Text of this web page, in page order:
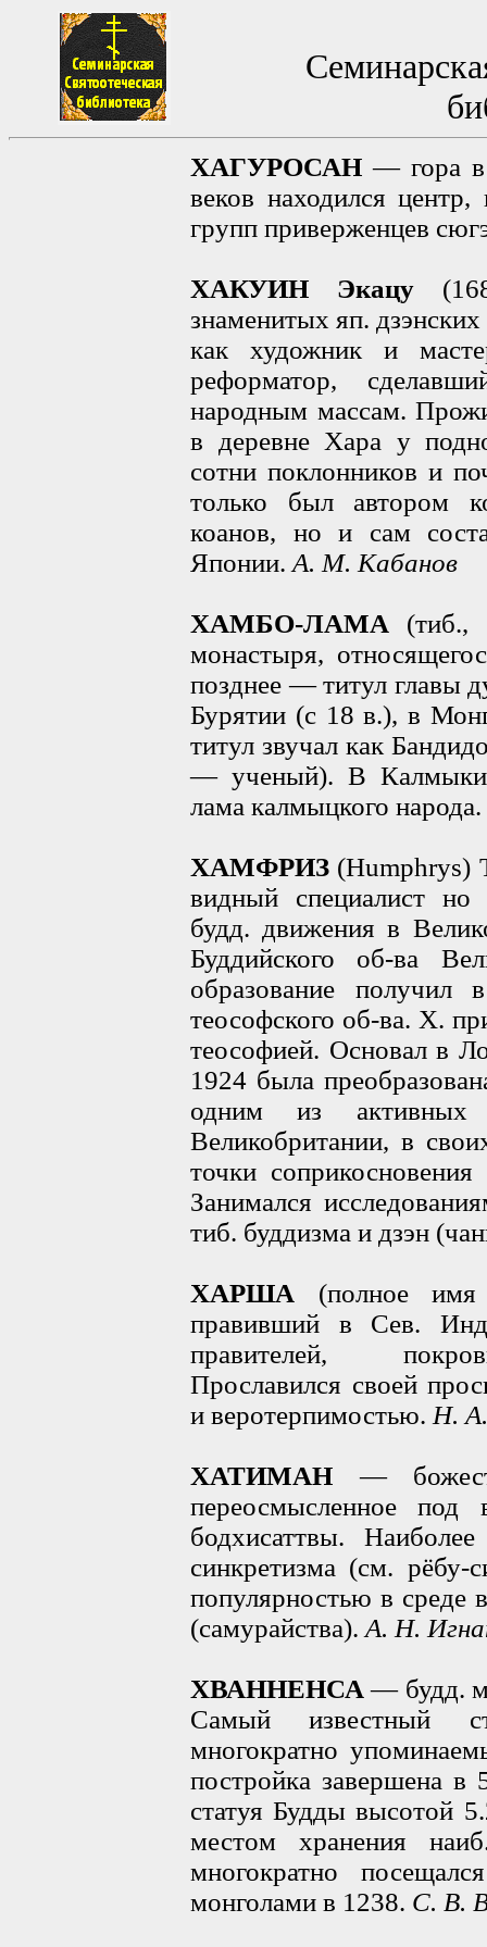
ХАГУРОСАН — гора в
веков находился центр,
групп приверженцев
ХАКУИН Экацу
знаменитых яп.
как художник и
реформатор,
народным массам.
в деревне Хара у
сотни поклонников и
только был автором
коанов, но и сам
Японии. А. М. Кабанов
ХАМБО-ЛАМА (тиб.,
монастыря,
позднее — титул главы
Бурятии (с 18 в.), в
титул звучал как
— ученый). В Калмыкии
лама калмыцкого народа.
ХАМФРИЗ (Humphrys)
видный специалист но
будд. движения в
Буддийского об-ва
образование
теософского об-ва. X.
теософией. Основал в
1924 была
одним из активных
Великобритании, в
точки
Занимался
тиб. буддизма и дзэн
ХАРША (полное
правивший в Сев.
правителей,
Прославился своей
и веротерпимостью. Н.
ХАТИМАН —
переосмысленное под
бодхисаттвы.
синкретизма (см. рёбу-
популярностью в среде
(самурайства). А. Н.
ХВАННЕНСА — будд.
Самый известный
многократно
постройка завершена
статуя Будды высотой
местом хранения
многократно
монголами в 1238. С. В.